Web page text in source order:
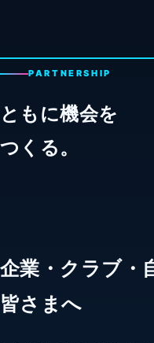
PARTNERSHIP
ともに機会を
つくる。
企業・クラブ・
皆さまへ